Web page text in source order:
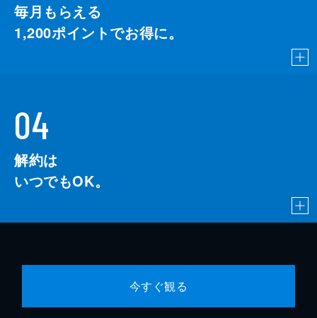
毎月もらえる
1,200ポイントでお得に。
04
解約は
いつでもOK。
今すぐ観る